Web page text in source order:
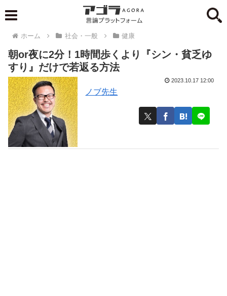
ホーム 社会・一般 健康
朝or夜に2分！1時間歩くより『シン・貧乏ゆ
すり』だけで若返る方法
ノブ先生
2023.10.17 12:00